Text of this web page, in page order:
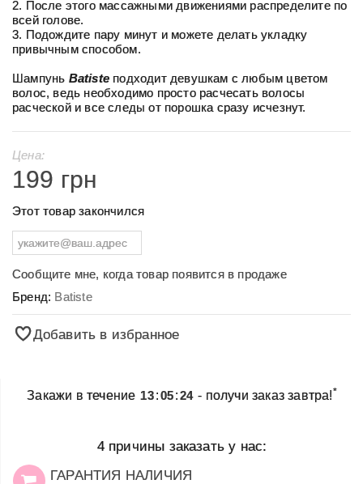
2. После этого массажными движениями распределите по
всей голове.
3. Подождите пару минут и можете делать укладку
привычным способом.
Шампунь Batiste подходит девушкам с любым цветом
волос, ведь необходимо просто расчесать волосы
расческой и все следы от порошка сразу исчезнут.
Цена:
199 грн
Этот товар закончился
Сообщите мне, когда товар появится в продаже
Бренд: Batiste
Добавить в избранное
Закажи в течение 13:05:24 - получи заказ завтра!*
4 причины заказать у нас:
ГАРАНТИЯ НАЛИЧИЯ